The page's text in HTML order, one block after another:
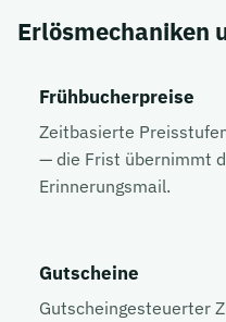
Erlösmechaniken
Frühbucherpreise
Zeitbasierte
— die Frist übernimmt
Erinnerungsmail.
Gutscheine
Gutscheingesteuerter